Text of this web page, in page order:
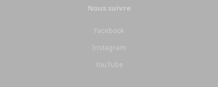
Nous suivre
Facebook
Instagram
YouTube